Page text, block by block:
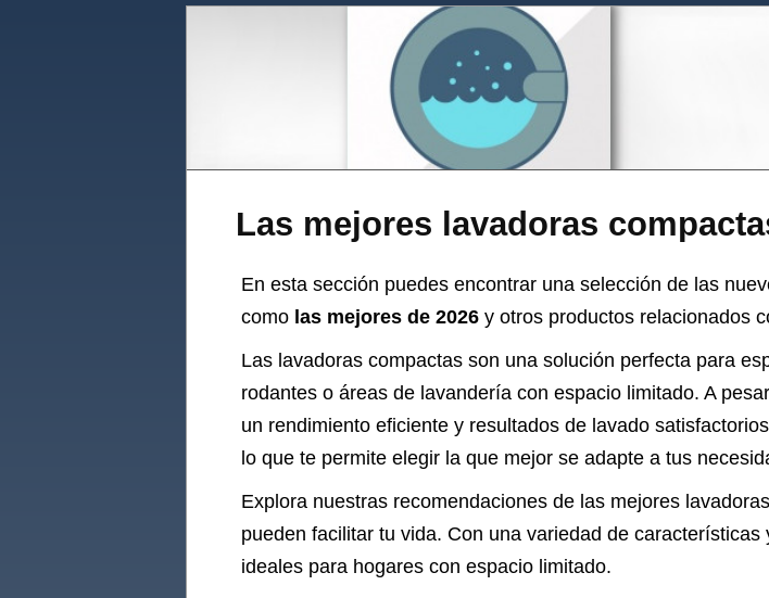
Las mejores lavadoras
En esta sección puedes encontrar una selección de las
como las mejores de 2026 y otros productos relacionados
Las lavadoras compactas son una solución perfecta para
rodantes o áreas de lavandería con espacio limitado. A
un rendimiento eficiente y resultados de lavado
lo que te permite elegir la que mejor se adapte a tus
Explora nuestras recomendaciones de las mejores
pueden facilitar tu vida. Con una variedad de
ideales para hogares con espacio limitado.